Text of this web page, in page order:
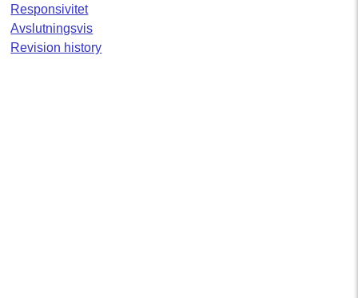
Responsivitet
Avslutningsvis
Revision history